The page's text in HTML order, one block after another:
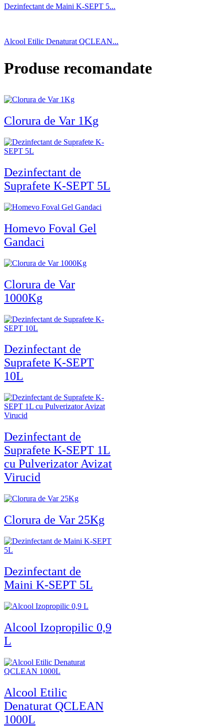
Dezinfectant de Maini K-SEPT 5...
Alcool Etilic Denaturat QCLEAN...
Produse recomandate
Clorura de Var 1Kg
Dezinfectant de
Suprafete K-SEPT 5L
Homevo Foval Gel
Gandaci
Clorura de Var
1000Kg
Dezinfectant de
Suprafete K-SEPT
10L
Dezinfectant de
Suprafete K-SEPT 1L
cu Pulverizator Avizat
Virucid
Clorura de Var 25Kg
Dezinfectant de
Maini K-SEPT 5L
Alcool Izopropilic 0,9
L
Alcool Etilic
Denaturat QCLEAN
1000L